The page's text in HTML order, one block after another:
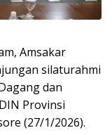
Amsakar
silaturahmi
dan
Provinsi
(27/1/2026).